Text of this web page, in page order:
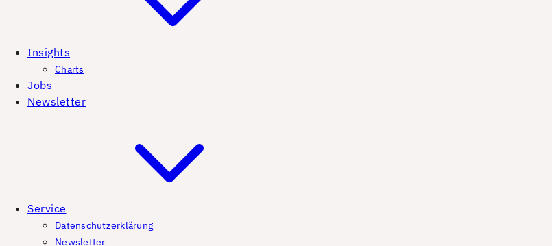
Insights
Charts
Jobs
Newsletter
Service
Datenschutzerklärung
Newsletter